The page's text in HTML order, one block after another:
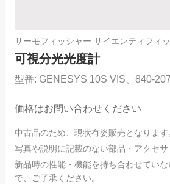
サーモフィッシャー サイエンティフィ
可視分光光度計
型番: GENESYS 10S VIS、840-
価格はお問い合わせください
中古品のため、現状有姿販売となります
写真や説明に記載のない部品・アクセサ
新品時の性能・機能を持ち合わせてい
で、ご了承ください。